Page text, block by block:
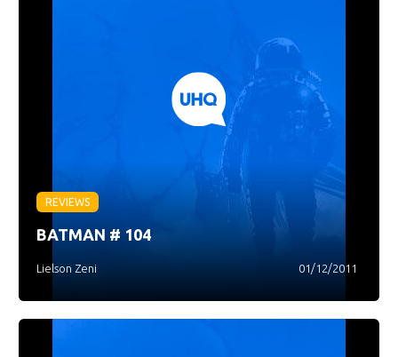
REVIEWS
BATMAN # 104
Lielson Zeni 01/12/2011